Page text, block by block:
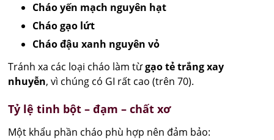
Cháo yến mạch nguyên hạt
Cháo gạo lứt
Cháo đậu xanh nguyên vỏ
Tránh xa các loại cháo làm từgạo tẻ trắng xay
nhuyễn, vì chúng có GI rất cao (trên 70).
Tỷ lệ tinh bột – đạm – chất xơ
Một khẩu phần cháo phù hợp nên đảm bảo: